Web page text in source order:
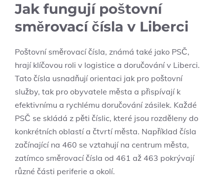
Jak fungují poštovní
směrovací čísla v Liberci
Poštovní směrovací čísla, známá také jako PSČ,
hrají klíčovou roli v logistice a doručování v Liberci.
Tato čísla usnadňují orientaci jak pro poštovní
služby, tak pro obyvatele města a přispívají k
efektivnímu a rychlému doručování zásilek. Každé
PSČ se skládá z pěti číslic, které jsou rozděleny do
konkrétních oblastí a čtvrtí města. Například čísla
začínající na 460 se vztahují na centrum města,
zatímco směrovací čísla od 461 až 463 pokrývají
různé části periferie a okolí.